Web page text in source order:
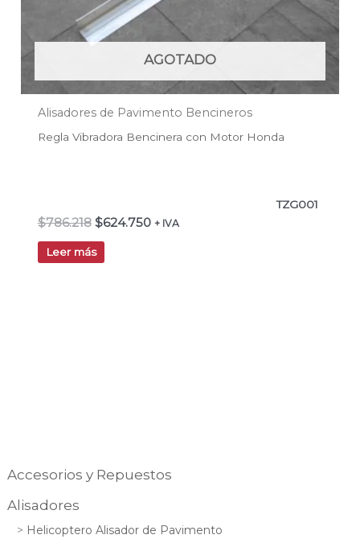
Accesorios y Repuestos
Alisadores
Helicoptero Alisador de Pavimento
AGOTADO
Alisadores de Pavimento Bencineros
Regla Vibradora Bencinera con Motor Honda
TZG001
$786.218 $624.750 + IVA
Leer más